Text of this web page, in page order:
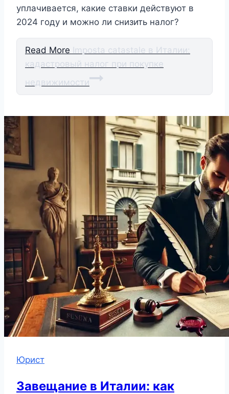
уплачивается, какие ставки действуют в
2024 году и можно ли снизить налог?
Read More Imposta catastale в Италии:
кадастровый налог при покупке
недвижимости
Юрист
Завещание в Италии: как